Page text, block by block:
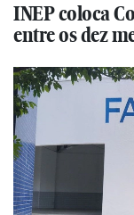
INEP coloca
entre os dez